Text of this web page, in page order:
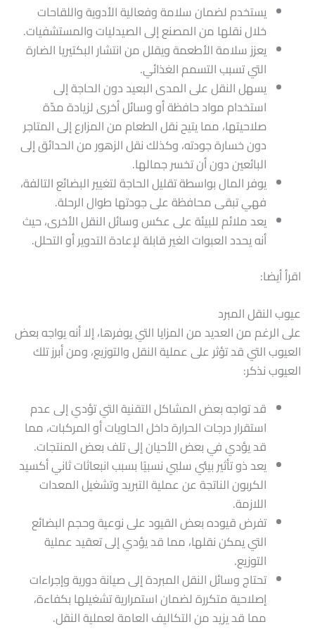
يستخدم لضمان سلامة وفعالية الأدوية واللقاحات
خلال نقلها من المصنع إلى الصيدليات والمستشفيات.
يعزز سلامة الأطعمة ويقلل من انتشار البكتيريا الضارة
التي تسبب التسمم الغذائي.
يسهل النقل على المدى البعيد دون الحاجة إلى
استخدام مواد حافظة أو وسائل أخرى لزيادة مدّة
صلاحيتها، مما يتيح نقل الطعام من المزارع إلى المتاجر
دون خسارة جودته، وكذلك نقل الزهور من الحدائق إلى
البائعين دون أن تخسر جمالها.
يوفر المال بواسطة تقليل الحاجة لتغيير البضائع التالفة،
فهي تبقى محافظة على جودتها طوال الرحلة.
يعد ملائم للبيئة على عكس وسائل النقل الأخرى، حيث
أنه يحدد العبوات الغير قابلة لإعادة التدوير أو التحلل.
اقرأ أيضا:
عيوب النقل المبرد
على الرغم من العديد من المزايا التي يوفرها، إلا أنه يواجه بعض
العيوب التي قد تؤثر على عملية النقل والتوزيع، ومن أبرز تلك
العيوب نذكر:
قد تواجه بعض المشاكل التقنية التي تؤدي إلى عدم
استقرار درجات الحرارة داخل الحاويات أو المركبات، مما
قد يؤدي في بعض الأحيان إلى تلف بعض المنتجات.
يعد ذو تأثير بيئي سلبي نسبيًا بسبب انبعاثات ثاني أكسيد
الكربون الناتجة عن عملية التبريد وتشغيل المعدات
اللازمة.
تفرض قيوده بعض القيود على نوعية وحجم البضائع
التي يمكن نقلها، مما قد يؤدي إلى تعقيد عملية
التوزيع.
تحتاج وسائل النقل المبردة إلى صيانة دورية وإجراءات
إصلاحية متكررة لضمان استمرارية تشغيلها بكفاءة،
مما قد يزيد من التكاليف العامة لعملية النقل.